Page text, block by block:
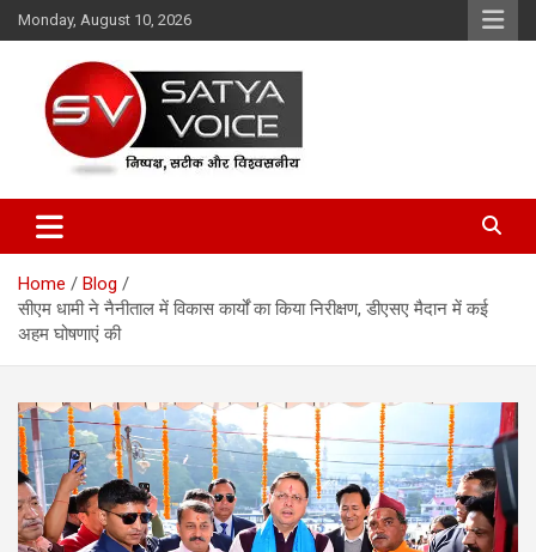
Skip
to
Monday, August 10, 2026
Satya Voice
Home
Blog
सीएम धामी ने नैनीताल में विकास कार्यों का किया निरीक्षण, डीएसए मैदान में कई
अहम घोषणाएं की